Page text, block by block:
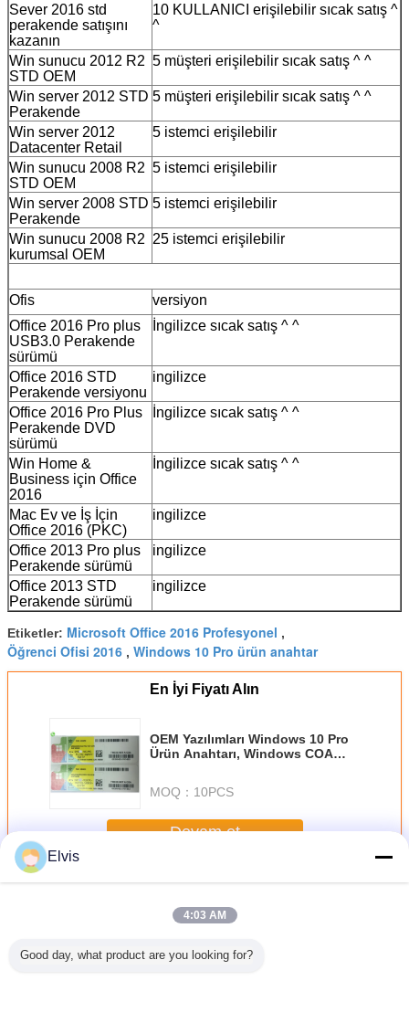
Sever 2016 std
perakende satışını
kazanın
10 KULLANICI erişilebilir sıcak satış ^
^
Win sunucu 2012 R2
STD OEM
5 müşteri erişilebilir sıcak satış ^ ^
Win server 2012 STD
Perakende
5 müşteri erişilebilir sıcak satış ^ ^
Win server 2012
Datacenter Retail
5 istemci erişilebilir
Win sunucu 2008 R2
STD OEM
5 istemci erişilebilir
Win server 2008 STD
Perakende
5 istemci erişilebilir
Win sunucu 2008 R2
kurumsal OEM
25 istemci erişilebilir
Ofis
versiyon
Office 2016 Pro plus
USB3.0 Perakende
sürümü
İngilizce sıcak satış ^ ^
Office 2016 STD
Perakende versiyonu
ingilizce
Office 2016 Pro Plus
Perakende DVD
sürümü
İngilizce sıcak satış ^ ^
Win Home &
Business için Office
2016
İngilizce sıcak satış ^ ^
Mac Ev ve İş İçin
Office 2016 (PKC)
ingilizce
Office 2013 Pro plus
Perakende sürümü
ingilizce
Office 2013 STD
Perakende sürümü
ingilizce
Etiketler: Microsoft Office 2016 Profesyonel ,
Öğrenci Ofisi 2016 , Windows 10 Pro ürün anahtar
En İyi Fiyatı Alın
OEM Yazılımları Windows 10 Pro
Ürün Anahtarı, Windows COA
MOQ： 10PCS
Devam et
DahaDiğer yazılım
Elvis
4:03 AM
Good day, what product are you looking for?